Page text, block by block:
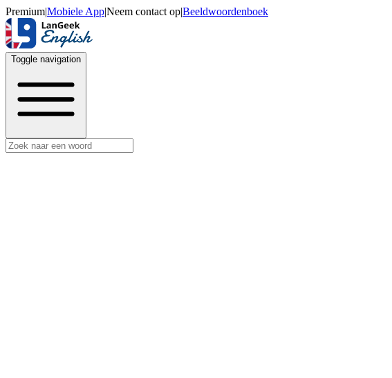
Premium|Mobiele App|Neem contact op|Beeldwoordenboek
Toggle navigation